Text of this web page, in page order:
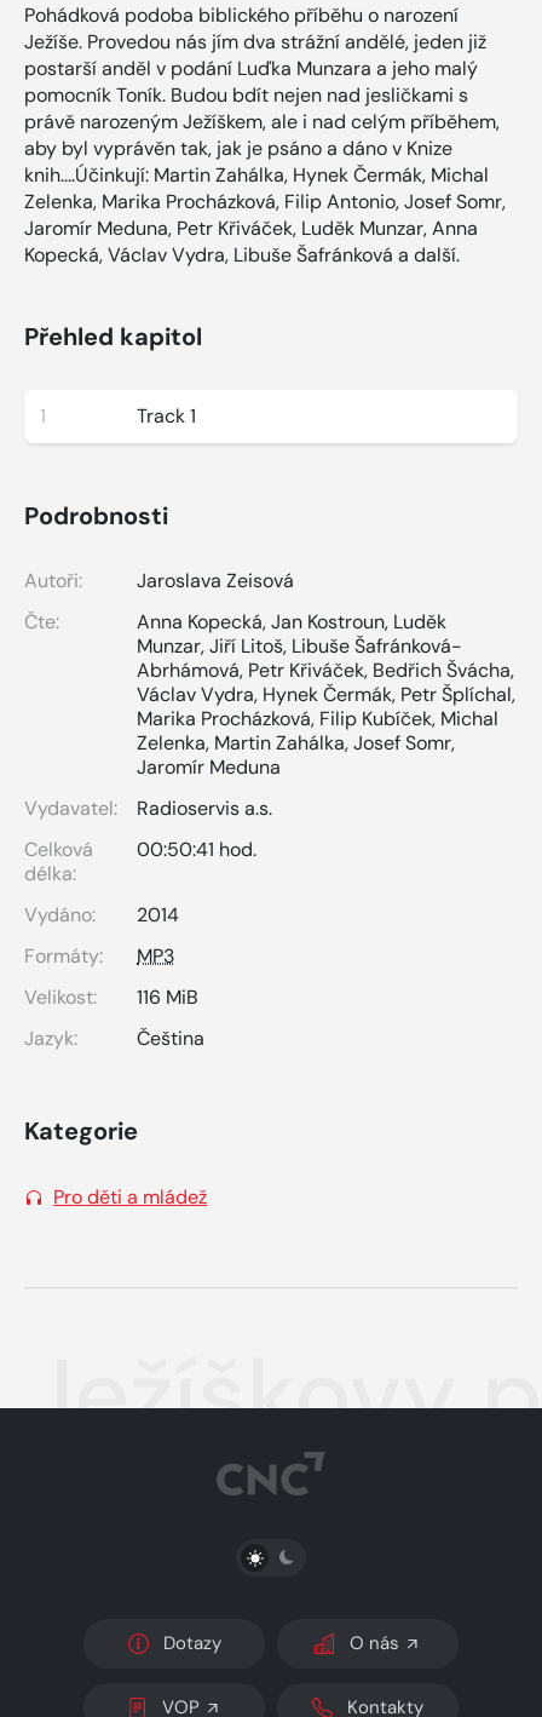
Pohádková podoba biblického příběhu o narození
Ježíše. Provedou nás jím dva strážní andělé, jeden již
postarší anděl v podání Luďka Munzara a jeho malý
pomocník Toník. Budou bdít nejen nad jesličkami s
právě narozeným Ježíškem, ale i nad celým příběhem,
aby byl vyprávěn tak, jak je psáno a dáno v Knize
knih....Účinkují: Martin Zahálka, Hynek Čermák, Michal
Zelenka, Marika Procházková, Filip Antonio, Josef Somr,
Jaromír Meduna, Petr Křiváček, Luděk Munzar, Anna
Kopecká, Václav Vydra, Libuše Šafránková a další.
Přehled kapitol
1 Track 1
Podrobnosti
Autoři:
Jaroslava Zeisová
Čte:
Anna Kopecká,Jan Kostroun, Luděk
Munzar,Jiří Litoš, Libuše Šafránková-
Abrhámová, Petr Křiváček, Bedřich Švácha,
Václav Vydra, Hynek Čermák, Petr Šplíchal,
Marika Procházková, Filip Kubíček, Michal
Zelenka, Martin Zahálka,Josef Somr,
Jaromír Meduna
Vydavatel:
Radioservis a.s.
Celková
délka:
00:50:41 hod.
Vydáno:
2014
Formáty:
MP3
Velikost:
116 MiB
Jazyk:
Čeština
Kategorie
Pro děti a mládež
Ježíškovy
PŘEPNOUT SVĚTLÝ/TMAVÝ REŽIM
Dotazy O nás
VOP Kontakty